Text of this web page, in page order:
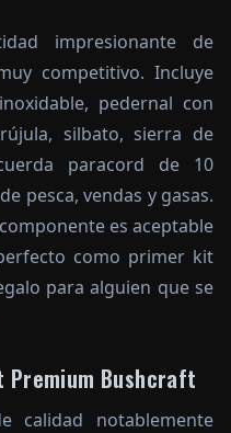
impresionante de
competitivo. Incluye
pedernal con
silbato, sierra de
paracord de 10
pesca, vendas y gasas.
es aceptable
como primer kit
para alguien que se
Premium Bushcraft
calidad notablemente